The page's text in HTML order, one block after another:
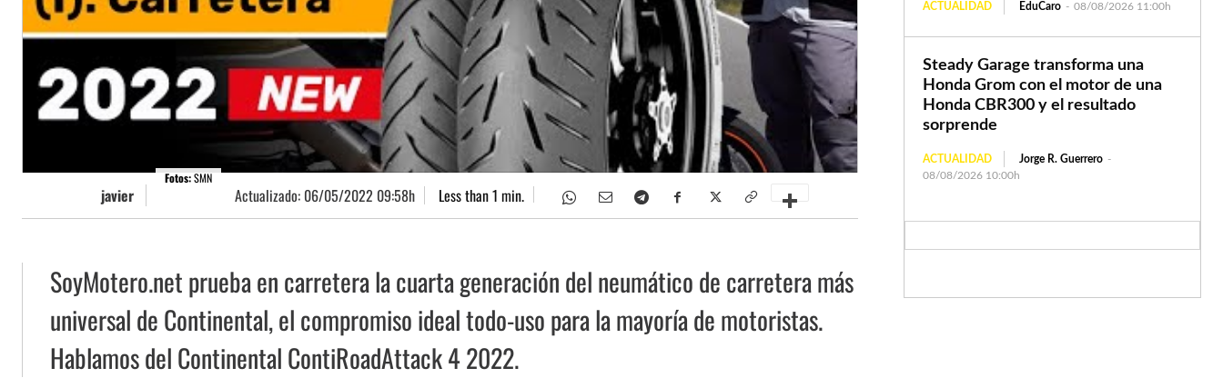
javier
Fotos:SMN
Actualizado: 06/05/2022 09:58h Less than 1 min.
SoyMotero.net prueba en carretera la cuarta generación del neumático de carretera más
universal de Continental, el compromiso ideal todo-uso para la mayoría de motoristas.
Hablamos del Continental ContiRoadAttack 4 2022.
ACTUALIDAD EduCaro - 08/08/2026 11:00h
Steady Garage transforma una
Honda Grom con el motor de una
Honda CBR300 y el resultado
sorprende
ACTUALIDAD Jorge R. Guerrero -
08/08/2026 10:00h